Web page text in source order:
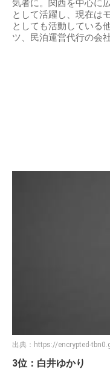
気者に。関西を中心に
として活躍し、現在は
としても活動している
ツ、民泊運営代行の会
出典： https://encrypted-
3位：白井ゆかり